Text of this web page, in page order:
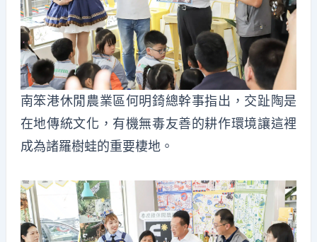
南笨港休閒農業區何明錡總幹事指出，交趾陶是
在地傳統文化，有機無毒友善的耕作環境讓這裡
成為諸羅樹蛙的重要棲地。